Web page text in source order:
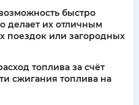
быстро
делает их отличным
поездок или загородных
топлива за счёт
сжигания топлива на